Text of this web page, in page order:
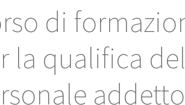
di
la qualifica